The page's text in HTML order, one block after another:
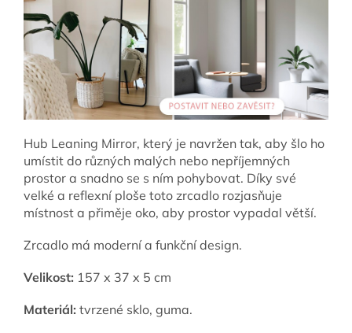
Hub Leaning Mirror, který je navržen tak, aby šlo ho
umístit do různých malých nebo nepříjemných
prostor a snadno se s ním pohybovat. Díky své
velké a reflexní ploše toto zrcadlo rozjasňuje
místnost a přiměje oko, aby prostor vypadal větší.
Zrcadlo má moderní a funkční design.
Velikost: 157 x 37 x 5 cm
Materiál: tvrzené sklo, guma.